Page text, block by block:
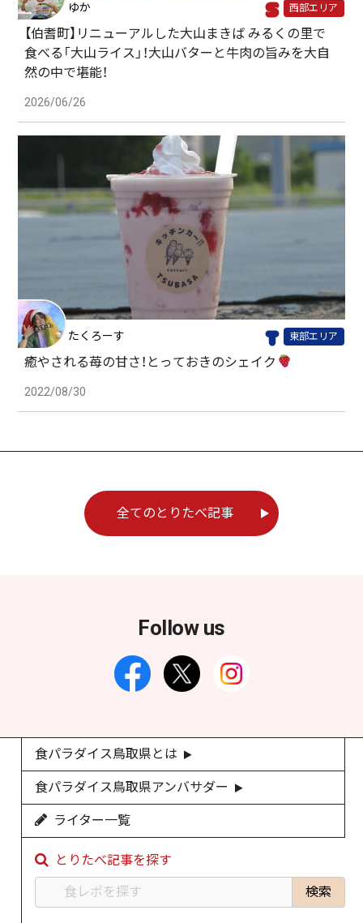
ゆか 西部エリア
【伯耆町】リニューアルした大山まきば みるくの里で
食べる「大山ライス」！大山バターと牛肉の旨みを大自
然の中で堪能！
2026/06/26
たくろーす 東部エリア
癒やされる苺の甘さ！とっておきのシェイク
2022/08/30
全てのとりたべ記事
Follow us
食パラダイス鳥取県とは
食パラダイス鳥取県アンバサダー
ライター一覧
とりたべ記事を探す